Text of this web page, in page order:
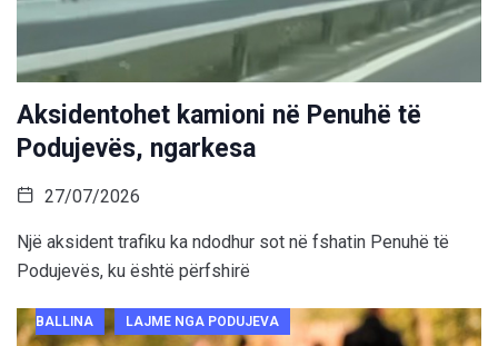
Aksidentohet kamioni në Penuhë të
Podujevës, ngarkesa
27/07/2026
Një aksident trafiku ka ndodhur sot në fshatin Penuhë të
Podujevës, ku është përfshirë
BALLINA LAJME NGA PODUJEVA